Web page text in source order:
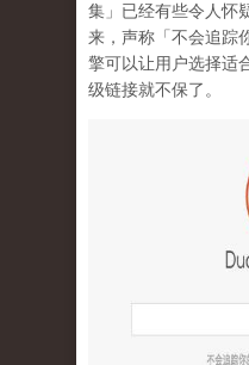
集」已经有些令人怀
来，声称「不会追踪
擎可以让用户选择适
级链接就不保了。